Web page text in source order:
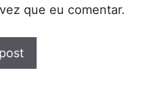
que eu comentar.